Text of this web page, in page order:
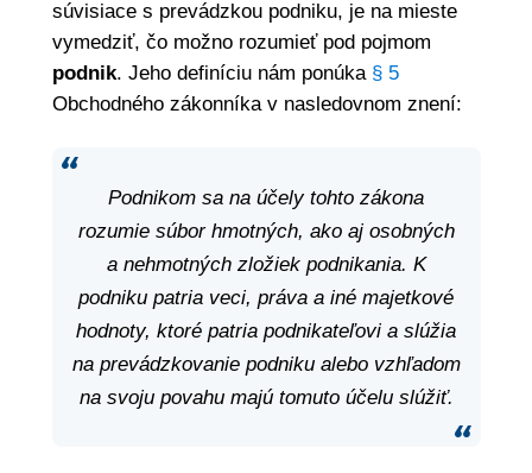
súvisiace s prevádzkou podniku, je na mieste
vymedziť, čo možno rozumieť pod pojmom
podnik. Jeho definíciu nám ponúka § 5
Obchodného zákonníka v nasledovnom znení:
Podnikom sa na účely tohto zákona
rozumie súbor hmotných, ako aj osobných
a nehmotných zložiek podnikania. K
podniku patria veci, práva a iné majetkové
hodnoty, ktoré patria podnikateľovi a slúžia
na prevádzkovanie podniku alebo vzhľadom
na svoju povahu majú tomuto účelu slúžiť.